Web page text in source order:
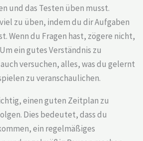
und das Testen üben musst.
zu üben, indem du dir Aufgaben
Wenn du Fragen hast, zögere nicht,
ein gutes Verständnis zu
versuchen, alles, was du gelernt
zu veranschaulichen.
einen guten Zeitplan zu
Dies bedeutet, dass du
ein regelmäßiges